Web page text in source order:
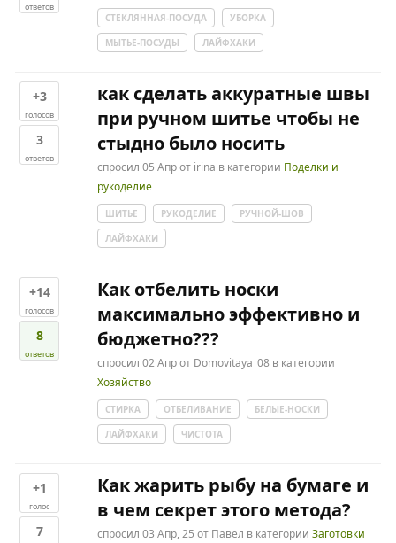
ответов
СТЕКЛЯННАЯ-ПОСУДА
УБОРКА
МЫТЬЕ-ПОСУДЫ
ЛАЙФХАКИ
+3
голосов
3
ответов
как сделать аккуратные швы
при ручном шитье чтобы не
стыдно было носить
спросил 05 Апрот irina в категории Поделки и
рукоделие
ШИТЬЕ РУКОДЕЛИЕ
РУЧНОЙ-ШОВ
ЛАЙФХАКИ
+14
голосов
8
ответов
Как отбелить носки
максимально эффективно и
бюджетно???
спросил 02 Апрот Domovitaya_08 в категории
Хозяйство
СТИРКА ОТБЕЛИВАНИЕ
БЕЛЫЕ-НОСКИ
ЛАЙФХАКИ
ЧИСТОТА
+1
голос
7
Как жарить рыбу на бумаге и
в чем секрет этого метода?
спросил 03 Апр, 25 от Павел в категорииЗаготовки